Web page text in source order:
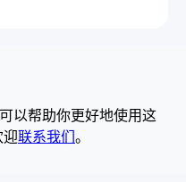
以帮助你更好地使用这
联系我们。